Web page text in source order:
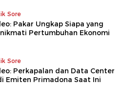
Sore
Pakar Ungkap Siapa yang
Pertumbuhan Ekonomi
Sore
Perkapalan dan Data Center
Emiten Primadona Saat Ini